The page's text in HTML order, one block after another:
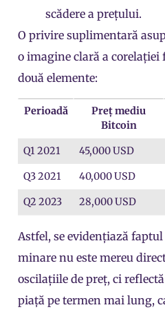
scădere a prețului.
O privire suplimentară
o imagine clară a
două elemente:
Perioadă
Preț mediu
Bitcoin
Q1 2021 45,000 USD
Q3 2021 40,000 USD
Q2 2023 28,000 USD
Astfel, se evidențiază
minare nu este mereu
oscilațiile de preț, ci
piață pe termen mai lung,